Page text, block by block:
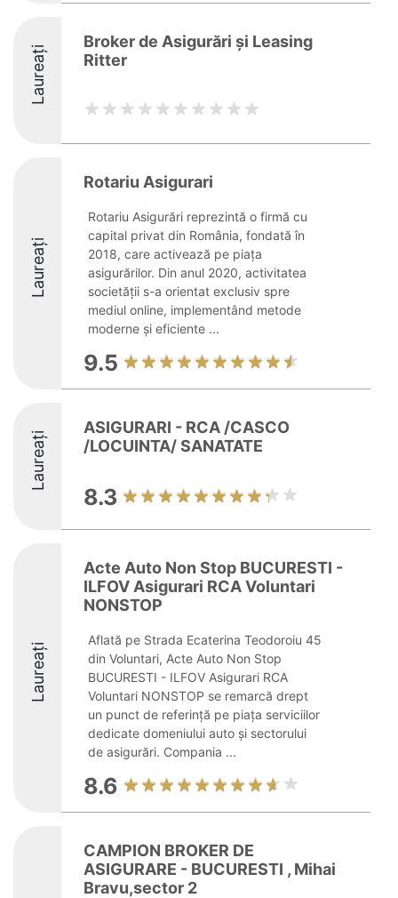
Laureați
Broker de Asigurări și Leasing
Ritter
Laureați
Rotariu Asigurari
Rotariu Asigurări reprezintă o firmă cu
capital privat din România, fondată în
2018, care activează pe piața
asigurărilor. Din anul 2020, activitatea
societății s-a orientat exclusiv spre
mediul online, implementând metode
moderne și eficiente ...
9.5
Laureați
ASIGURARI - RCA /CASCO
/LOCUINTA/ SANATATE
8.3
Laureați
Acte Auto Non Stop BUCURESTI -
ILFOV Asigurari RCA Voluntari
NONSTOP
Aflată pe Strada Ecaterina Teodoroiu 45
din Voluntari, Acte Auto Non Stop
BUCURESTI - ILFOV Asigurari RCA
Voluntari NONSTOP se remarcă drept
un punct de referință pe piața serviciilor
dedicate domeniului auto și sectorului
de asigurări. Compania ...
8.6
CAMPION BROKER DE
ASIGURARE - BUCURESTI , Mihai
Bravu,sector 2